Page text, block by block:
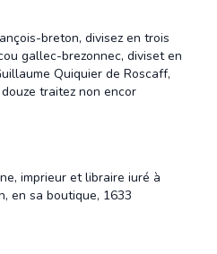
breton, divisez en trois
gallec-brezonnec, diviset en
Quiquier de Roscaff,
traitez non encor
imprieur et libraire iuré à
en sa boutique, 1633